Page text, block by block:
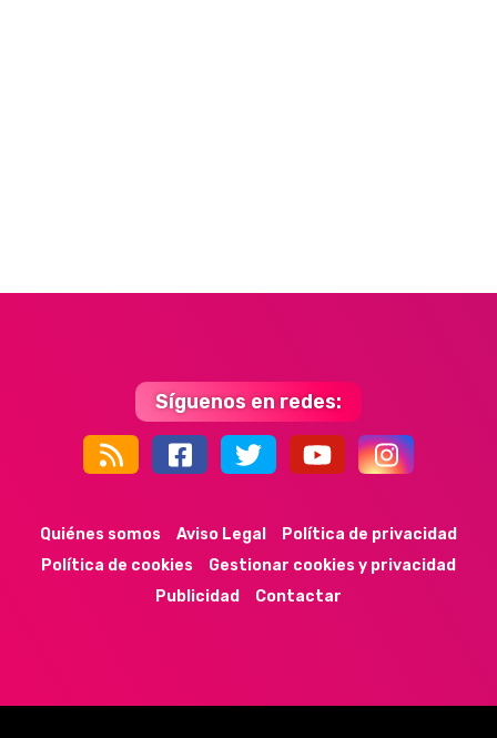
Síguenos en redes:
Quiénes somos Aviso Legal
Política de privacidad
Política de cookies
Gestionar cookies y privacidad
Publicidad
Contactar